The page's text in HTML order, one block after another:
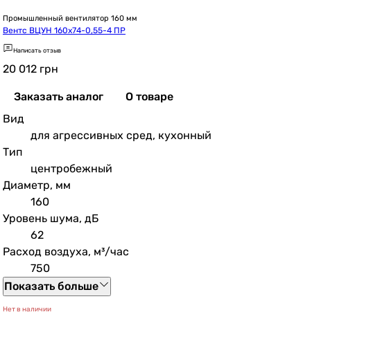
Промышленный вентилятор 160 мм
Вентс ВЦУН 160х74-0,55-4 ПР
Написать отзыв
20 012 грн
Заказать аналог
О товаре
Вид
для агрессивных сред, кухонный
Тип
центробежный
Диаметр, мм
160
Уровень шума, дБ
62
Расход воздуха, м³/час
750
Показать больше
Нет в наличии